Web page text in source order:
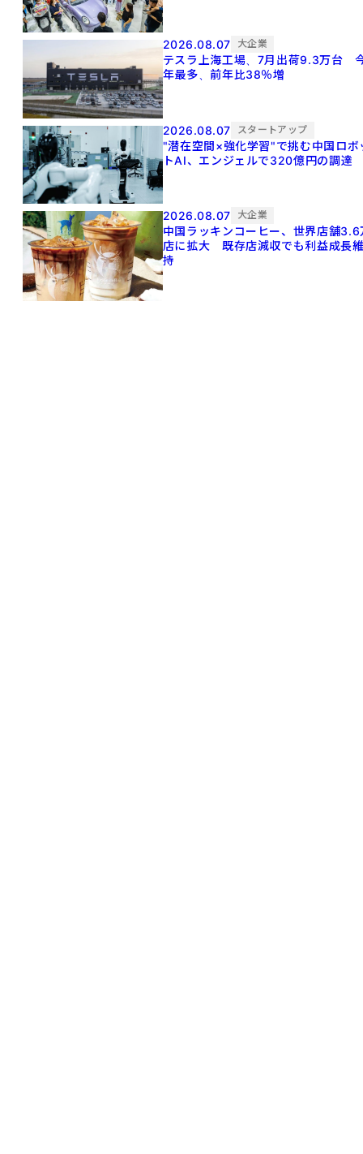
2026.08.07 大企業
テスラ上海工場、7月出荷9.3万台
年最多、前年比38％増
2026.08.07 スタートアップ
"潜在空間×強化学習"で挑む中国ロボ
トAI、エンジェルで320億円の調達
2026.08.07 大企業
中国ラッキンコーヒー、世界店舗3.6
店に拡大 既存店減収でも利益成長
持